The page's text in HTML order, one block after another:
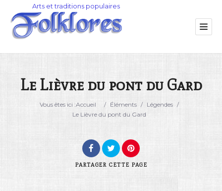
Catégorie
Le Lièvre du pont du Gard
Vous êtes ici :Accueil / Éléments / Légendes /
Le Lièvre du pont du Gard
PARTAGER CETTE PAGE